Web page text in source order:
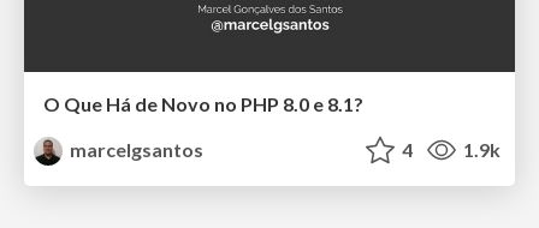
O Que Há de Novo no PHP 8.0 e 8.1?
marcelgsantos
4 1.9k